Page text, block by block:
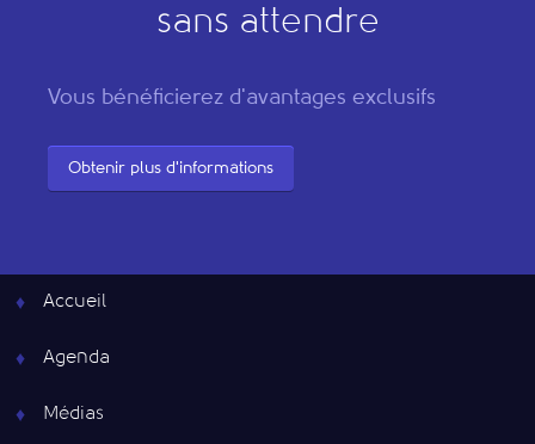
sans attendre
Vous bénéficierez d'avantages exclusifs
Obtenir plus d'informations
Accueil
Agenda
Médias